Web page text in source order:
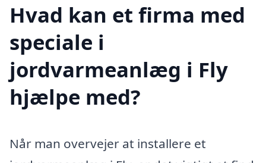
Hvad kan et firma med
speciale i
jordvarmeanlæg i Fly
hjælpe med?
Når man overvejer at installere et